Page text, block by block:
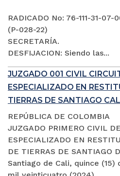
RADICADO No: 76-111-31-07-
(P-028-22)
SECRETARÍA.
DESFIJACION: Siendo las...
JUZGADO 001 CIVIL
ESPECIALIZADO EN
TIERRAS DE SANTIAGO
REPÚBLICA DE COLOMBIA
JUZGADO PRIMERO CIVIL
ESPECIALIZADO EN
DE TIERRAS DE SANTIAGO
Santiago de Cali, quince (15)